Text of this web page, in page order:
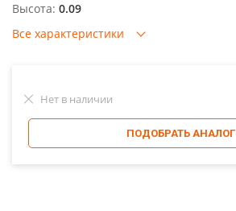
Высота: 0.09
Все характеристики
Нет в наличии
ПОДОБРАТЬ АНАЛОГ